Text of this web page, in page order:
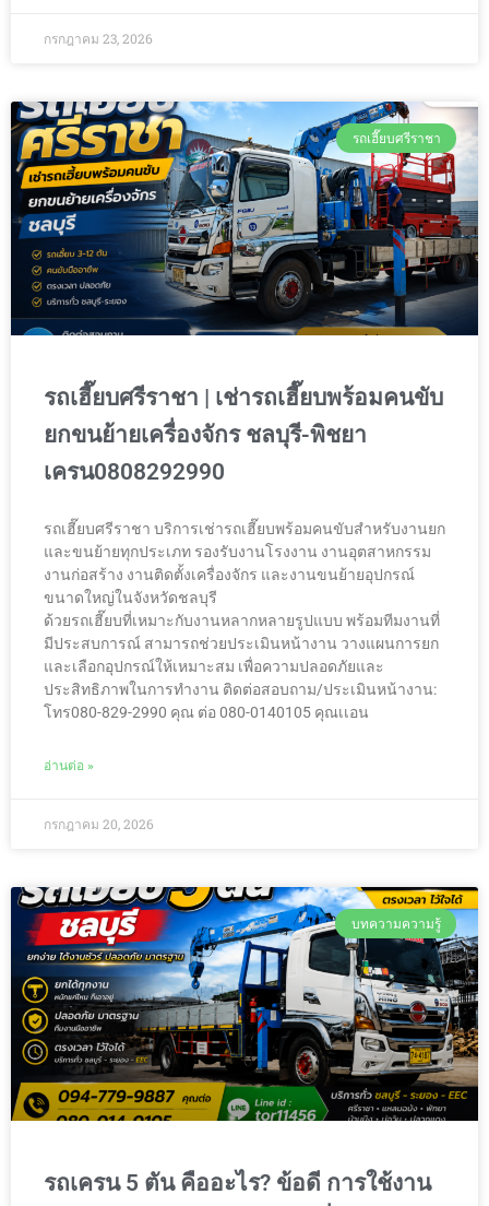
กรกฎาคม 23, 2026
รถเฮี๊ยบศรีราชา
รถเฮี๊ยบศรีราชา | เช่ารถเฮี๊ยบพร้อมคนขับ
ยกขนย้ายเครื่องจักร ชลบุรี-พิชยา
เครน0808292990
รถเฮี๊ยบศรีราชา บริการเช่ารถเฮี๊ยบพร้อมคนขับสำหรับงานยก
และขนย้ายทุกประเภท รองรับงานโรงงาน งานอุตสาหกรรม
งานก่อสร้าง งานติดตั้งเครื่องจักร และงานขนย้ายอุปกรณ์
ขนาดใหญ่ในจังหวัดชลบุรี
ด้วยรถเฮี๊ยบที่เหมาะกับงานหลากหลายรูปแบบ พร้อมทีมงานที่
มีประสบการณ์ สามารถช่วยประเมินหน้างาน วางแผนการยก
และเลือกอุปกรณ์ให้เหมาะสม เพื่อความปลอดภัยและ
ประสิทธิภาพในการทำงาน ติดต่อสอบถาม/ประเมินหน้างาน:
โทร080-829-2990 คุณ ต่อ 080-0140105 คุณเเอน
อ่านต่อ »
กรกฎาคม 20, 2026
บทความความรู้
รถเครน 5 ตัน คืออะไร? ข้อดี การใช้งาน